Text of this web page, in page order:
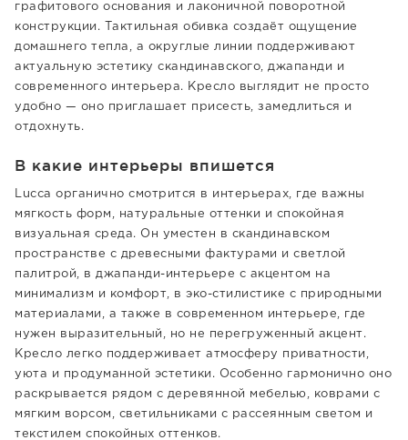
графитового основания и лаконичной поворотной
конструкции. Тактильная обивка создаёт ощущение
домашнего тепла, а округлые линии поддерживают
актуальную эстетику скандинавского, джапанди и
современного интерьера. Кресло выглядит не просто
удобно — оно приглашает присесть, замедлиться и
отдохнуть.
В какие интерьеры впишется
Lucca органично смотрится в интерьерах, где важны
мягкость форм, натуральные оттенки и спокойная
визуальная среда. Он уместен в скандинавском
пространстве с древесными фактурами и светлой
палитрой, в джапанди-интерьере с акцентом на
минимализм и комфорт, в эко-стилистике с природными
материалами, а также в современном интерьере, где
нужен выразительный, но не перегруженный акцент.
Кресло легко поддерживает атмосферу приватности,
уюта и продуманной эстетики. Особенно гармонично оно
раскрывается рядом с деревянной мебелью, коврами с
мягким ворсом, светильниками с рассеянным светом и
текстилем спокойных оттенков.